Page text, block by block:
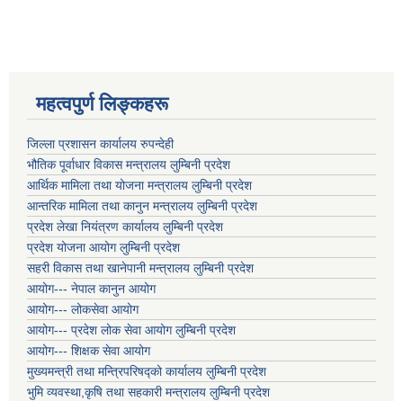
महत्वपुर्ण लिङ्कहरू
जिल्ला प्रशासन कार्यालय रुपन्देही
भौतिक पूर्वाधार विकास मन्त्रालय लुम्बिनी प्रदेश
आर्थिक मामिला तथा योजना मन्त्रालय लुम्बिनी प्रदेश
आन्तरिक मामिला तथा कानुन मन्त्रालय लुम्बिनी प्रदेश
प्रदेश लेखा नियंत्रण कार्यालय लुम्बिनी प्रदेश
प्रदेश योजना आयोग लुम्बिनी प्रदेश
सहरी विकास तथा खानेपानी मन्त्रालय लुम्बिनी प्रदेश
आयोग--- नेपाल कानुन आयोग
आयोग--- लोकसेवा आयोग
आयोग--- प्रदेश लोक सेवा आयोग लुम्बिनी प्रदेश
आयोग--- शिक्षक सेवा आयोग
मुख्यमन्त्री तथा मन्त्रिपरिषद्को कार्यालय लुम्बिनी प्रदेश
भुमि व्यवस्था,कृषि तथा सहकारी मन्त्रालय लुम्बिनी प्रदेश